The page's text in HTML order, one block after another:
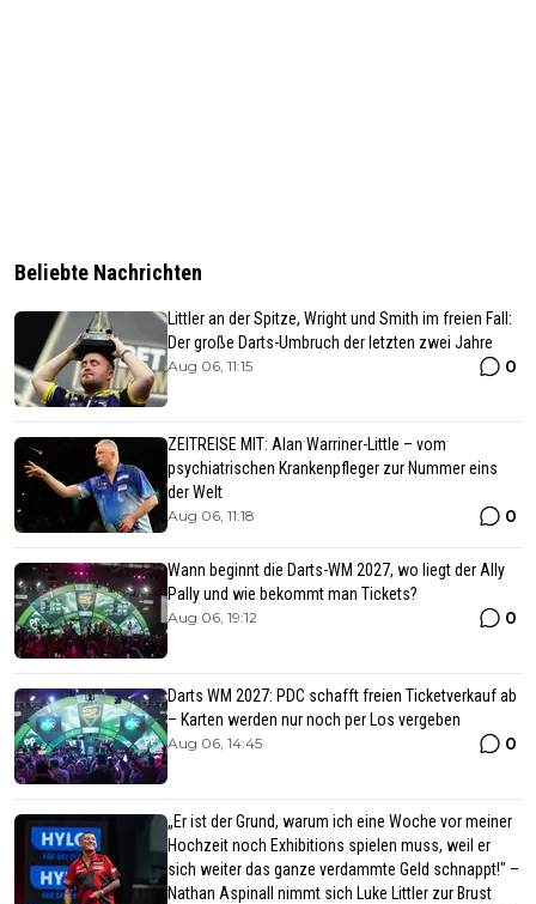
Beliebte Nachrichten
Littler an der Spitze, Wright und Smith im freien Fall:
Der große Darts-Umbruch der letzten zwei Jahre
Aug 06, 11:15 0
ZEITREISE MIT: Alan Warriner-Little – vom
psychiatrischen Krankenpfleger zur Nummer eins
der Welt
Aug 06, 11:18 0
Wann beginnt die Darts-WM 2027, wo liegt der Ally
Pally und wie bekommt man Tickets?
Aug 06, 19:12 0
Darts WM 2027: PDC schafft freien Ticketverkauf ab
– Karten werden nur noch per Los vergeben
Aug 06, 14:45 0
„Er ist der Grund, warum ich eine Woche vor meiner
Hochzeit noch Exhibitions spielen muss, weil er
sich weiter das ganze verdammte Geld schnappt!" –
Nathan Aspinall nimmt sich Luke Littler zur Brust